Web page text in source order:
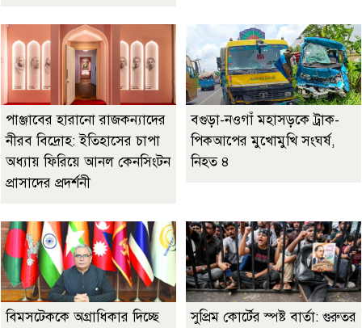
পাঞ্জাবের হারানো রাজকন্যাদের
নীরব বিদ্রোহ: ইতিহাসের চাপা
অধ্যায় ফিরিয়ে আনল কেনসিংটন
প্রাসাদের প্রদর্শনী
বগুড়া-নওগাঁ মহাসড়কে ট্রাক-
পিকআপের মুখোমুখি সংঘর্ষ,
নিহত ৪
বিমসটেককে অগ্রাধিকার দিচ্ছে
সুপ্রিম কোর্টের স্পষ্ট বার্তা: গুরুতর